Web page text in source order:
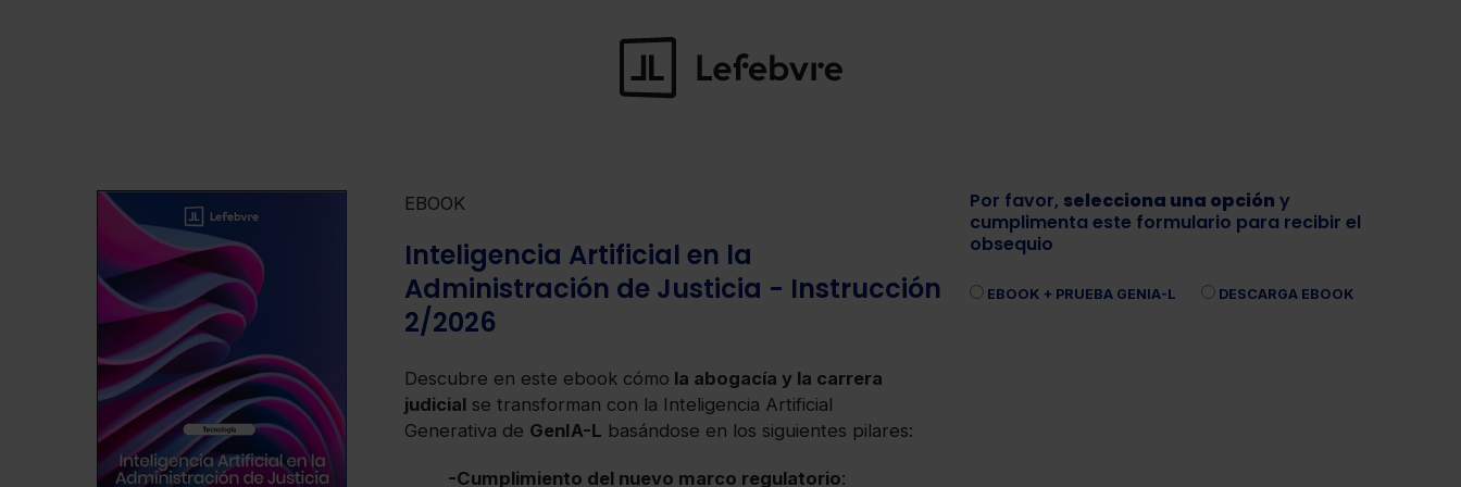
EBOOK
Inteligencia Artificial en la
Administración de Justicia - Instrucción
2/2026
Descubre en este ebook cómo la abogacía y la carrera
judicial se transforman con la Inteligencia Artificial
Generativa de GenIA-L basándose en los siguientes pilares:
-Cumplimiento del nuevo marco regulatorio:
Por favor, selecciona una opción y
cumplimenta este formulario para recibir el
obsequio
EBOOK + PRUEBA GENIA-L DESCARGA EBOOK